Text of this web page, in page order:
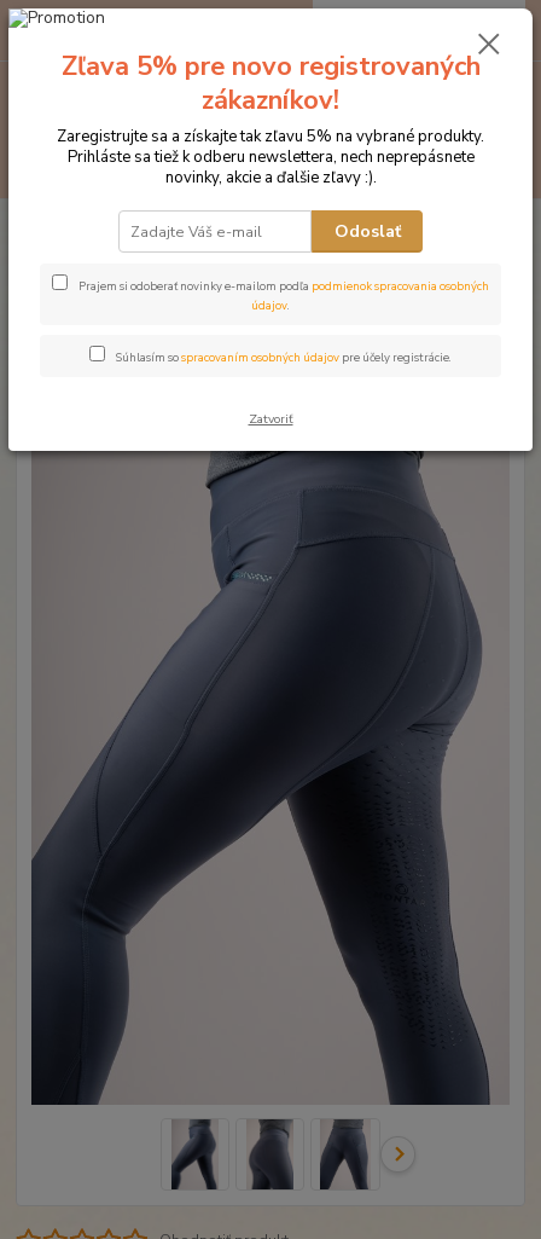
Hľadať
za0 €
Značka oblečenia MONTAR ZĽAVY!
Jazdecké nohavice
MONTAR legíny Linnea modrá
MONTAR legíny Linnea modrá
Zľava 5% pre novo registrovaných
zákazníkov!
Zaregistrujte sa a získajte tak zľavu 5% na vybrané produkty.
Prihláste sa tiež k odberu newslettera, nech neprepásnete
novinky, akcie a ďalšie zľavy :).
Odoslať
Prajem si odoberať novinky e-mailom podľa podmienok spracovania osobných
údajov.
Súhlasím sospracovaním osobných údajov pre účely registrácie.
Zatvoriť